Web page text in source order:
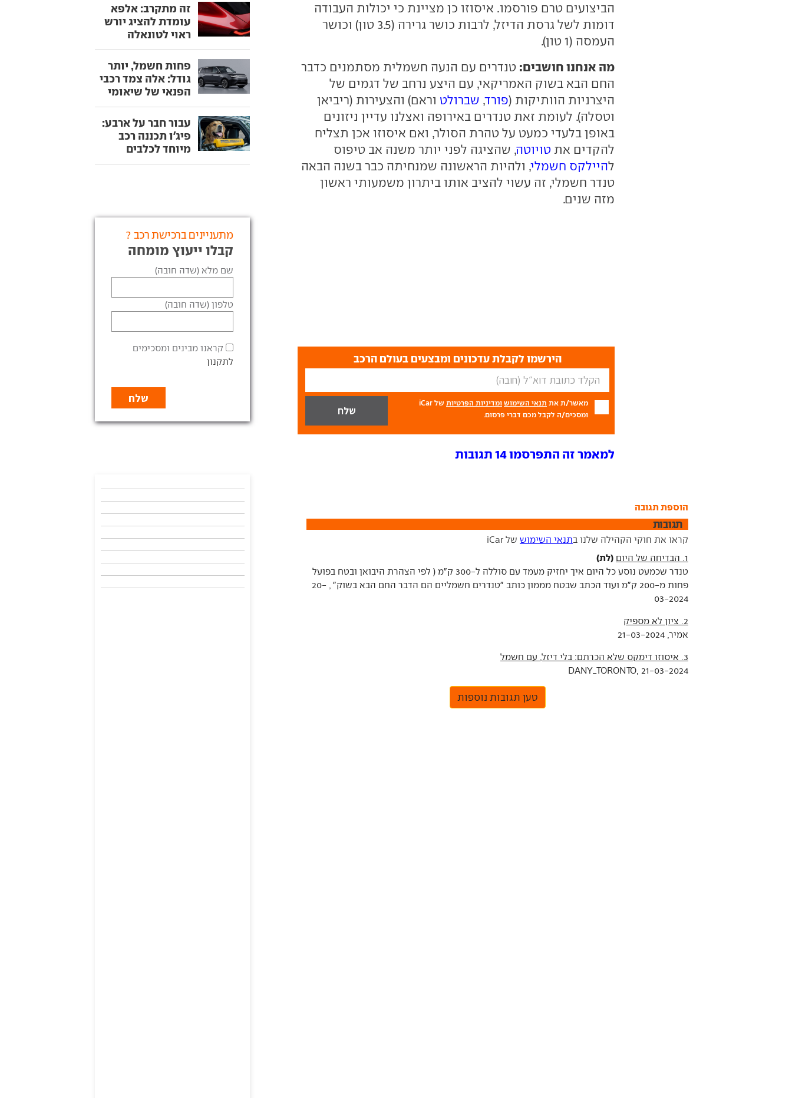
הביצועים טרם פורסמו. איסוזו כן מציינת כי יכולות העבודה
דומות לשל גרסת הדיזל, לרבות כושר גרירה (3.5 טון) וכושר
העמסה (1 טון).
מה אנחנו חושבים: טנדרים עם הנעה חשמלית מסתמנים כדבר
החם הבא בשוק האמריקאי, עם היצע נרחב של דגמים של
היצרניות הוותיקות (פורד, שברולט וראם) והצעירות (ריביאן
וטסלה). לעומת זאת טנדרים באירופה ואצלנו עדיין ניזונים
באופן בלעדי כמעט על טהרת הסולר, ואם איסוזו אכן תצליח
להקדים את טויוטה, שהציגה לפני יותר משנה אב טיפוס
להיילקס חשמלי, ולהיות הראשונה שמנחיתה כבר בשנה הבאה
טנדר חשמלי, זה עשוי להציב אותו ביתרון משמעותי ראשון
מזה שנים.
הירשמו לקבלת עדכונים ומבצעים בעולם הרכב
מאשר/ת את תנאי השימוש ומדיניות הפרטיות
של iCar
ומסכים/ה לקבל מכם דברי פרסום.
למאמר זה התפרסמו 14 תגובות
הוספת תגובה
תגובות
קראו את חוקי הקהילה שלנו בתנאי השימוש של iCar
1. הבדיחה של היום
(לת)
טנדר שכמעט נוסע כל היום איך יחזיק מעמד עם סוללה ל-300 ק"מ ( לפי הצהרת היבואן ובטח בפועל
פחות מ-200 ק"מ ועוד הכתב שבטח מממון כותב "טנדרים חשמליים הם הדבר החם הבא בשוק" , 20-
03-2024
2. ציון לא מספיק
אמיר, 21-03-2024
3. איסוזו דימקס שלא הכרתם: בלי דיזל, עם חשמל
DANY_TORONTO, 21-03-2024
טען תגובות נוספות
זה מתקרב: אלפא
עומדת להציג יורש
ראוי לטונאלה
פחות חשמל, יותר
גודל: אלה צמד רכבי
הפנאי של שיאומי
עבור חבר על ארבע:
פיג'ו תכננה רכב
מיוחד לכלבים
מתעניינים ברכישת רכב ?
קבלו ייעוץ מומחה
שם מלא (שדה חובה)
טלפון (שדה חובה)
קראנו מבינים ומסכימים
לתקנון